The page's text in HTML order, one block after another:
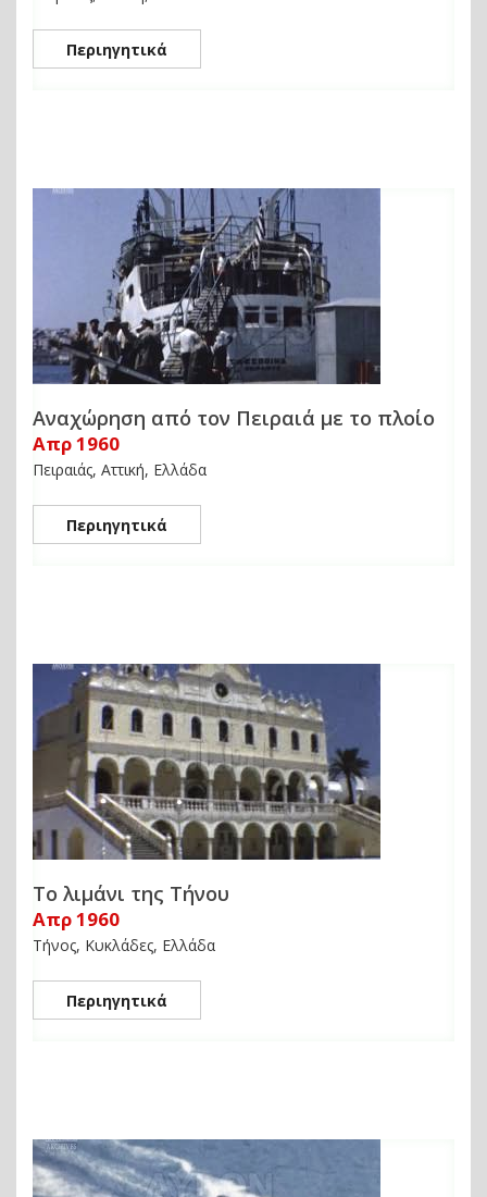
Περιηγητικά
Αναχώρηση από τον Πειραιά με το πλοίο
Απρ 1960
Πειραιάς, Αττική, Ελλάδα
Περιηγητικά
Το λιμάνι της Τήνου
Απρ 1960
Τήνος, Κυκλάδες, Ελλάδα
Περιηγητικά